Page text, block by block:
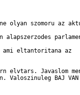
olyan szomoru az
alapszerzodes
ami eltantoritana az
elvtars. Javaslom
Valoszinuleg BAJ VAN